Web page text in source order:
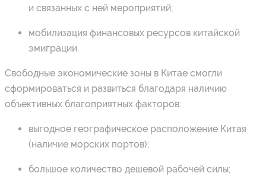
и связанных с ней мероприятий;
мобилизация финансовых ресурсов китайской
эмиграции.
Свободные экономические зоны в Китае смогли
сформироваться и развиться благодаря наличию
объективных благоприятных факторов:
выгодное географическое расположение Китая
(наличие морских портов);
большое количество дешевой рабочей силы;